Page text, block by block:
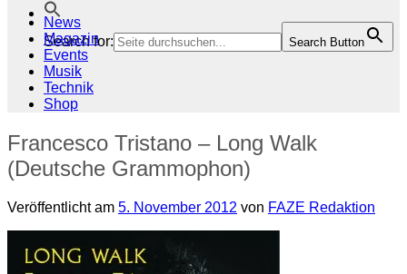
Search for: Search Button
News
Magazin
Events
Musik
Technik
Shop
Francesco Tristano – Long Walk
(Deutsche Grammophon)
Veröffentlicht am 5. November 2012 von FAZE Redaktion